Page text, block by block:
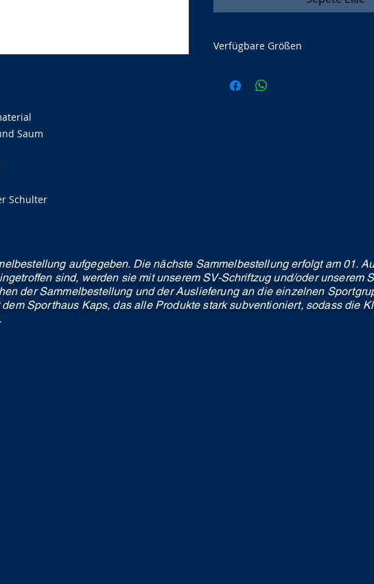
Saum
Schulter
Verfügbare Größen
Herren: S, M, L, XL, XXL, XXXL
aufgegeben. Die nächste Sammelbestellung erfolgt am 01.
sind, werden sie mit unserem SV-Schriftzug und/oder unserem
der Sammelbestellung und der Auslieferung an die einzelnen
Sporthaus Kaps, das alle Produkte stark subventioniert, sodass die